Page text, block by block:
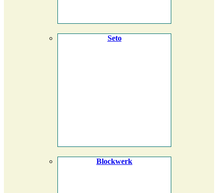
Seto
Blockwerk